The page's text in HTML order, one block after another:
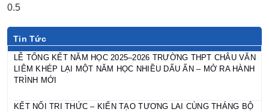
Tin Tức
LỄ TỔNG KẾT NĂM HỌC 2025–2026 TRƯỜNG THPT CHÂU VĂN
LIÊM KHÉP LẠI MỘT NĂM HỌC NHIỀU DẤU ẤN – MỞ RA HÀNH
TRÌNH MỚI
KẾT NỐI TRI THỨC – KIẾN TẠO TƯƠNG LAI CÙNG THÁNG BỘ